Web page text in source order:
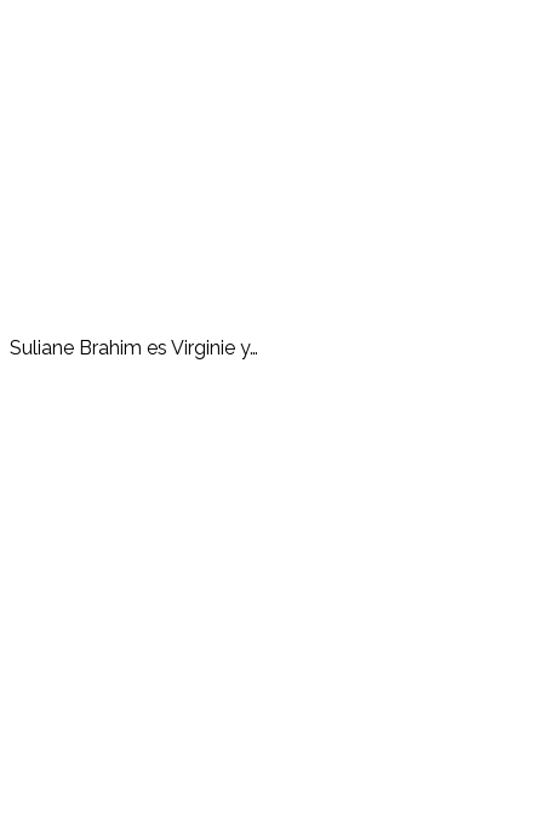
Suliane Brahim es Virginie y…